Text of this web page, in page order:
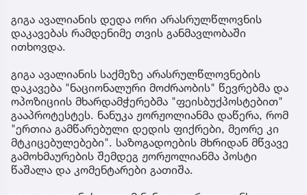
გიგა ავალიანის დედა ორი არასრულწლოვნის
დაკავებას რამდენიმე თვის განმავლობაში
ითხოვდა.
გიგა ავალიანის საქმეზე არასრულწლოვნების
დაკავება "ნაციონალური მოძრაობის" წევრებმა და
ოპოზიციის მხარდამჭერებმა "ფეისბუქპოსტებით"
გააპროტესტეს. ნანუკა ჟორჟოლიანმა დაწერა, რომ
"ერთია გამწარებული დედის ფიქრები, მეორე კი
მტკიცებულებები". საზოგადოების მხრიდან მწვავე
გამოხმაურების შემდეგ ჟორჟოლიანმა პოსტი
წაშალა და კომენტარები გათიშა.